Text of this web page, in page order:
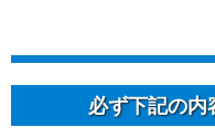
必ず下記の内